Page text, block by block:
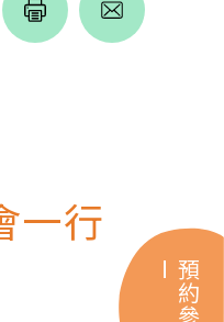
一行